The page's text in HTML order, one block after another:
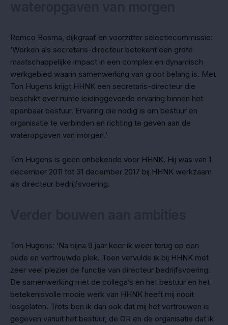
Remco Bosma, dijkgraaf en voorzitter selectiecommissie:
‘Werken als secretaris-directeur betekent een grote
maatschappelijke impact in een complex en dynamisch
werkgebied waarin samenwerking van groot belang is. Met
Ton Hugens krijgt HHNK een secretaris-directeur die
beschikt over ruime leidinggevende ervaring binnen het
openbaar bestuur. Ervaring die nodig is om bestuur en
organisatie te verbinden en richting te geven aan de
wateropgaven van morgen.’
Ton Hugens is geen onbekende voor HHNK. Hij was van 1
december 2011 tot 31 december 2017 bij HHNK werkzaam
als directeur bedrijfsvoering.
Ton Hugens: ‘Na bijna 9 jaar keer ik weer terug op een
oude en vertrouwde plek. Toen vervulde ik bij HHNK met
zeer veel plezier de functie van directeur bedrijfsvoering.
De samenwerking met de collega’s en het bestuur en het
betekenisvolle mooie werk van HHNK heeft mij nooit
losgelaten. Trots ben ik dan ook dat mij het vertrouwen is
gegeven vanuit het bestuur, de OR en de organisatie dat ik